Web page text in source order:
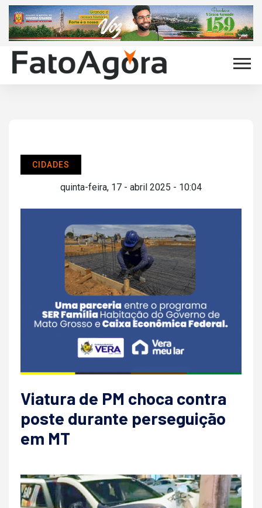
CIDADES
quinta-feira, 17 - abril 2025 - 10:04
Viatura de PM choca contra
poste durante perseguição
em MT